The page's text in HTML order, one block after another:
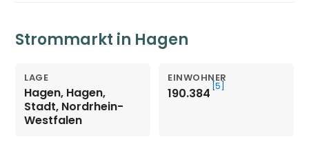
Strommarkt in Hagen
LAGE
Hagen, Hagen,
Stadt, Nordrhein-
Westfalen
EINWOHNER
190.384 [5]